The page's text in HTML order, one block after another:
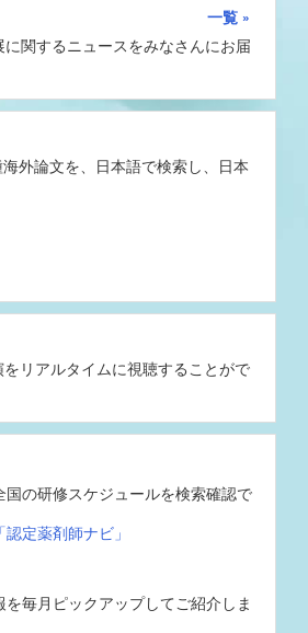
一覧
関するニュースをみなさんにお届
外論文を、日本語で検索し、日本
リアルタイムに視聴することがで
の研修スケジュールを検索確認で
定薬剤師ナビ」
毎月ピックアップしてご紹介しま